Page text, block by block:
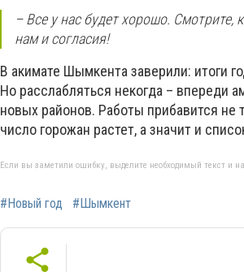
– Все у нас будет хорошо. Смотрите,
нам и согласия!
В акимате Шымкента заверили: итоги
Но расслабляться некогда – впереди
новых районов. Работы прибавится
число горожан растет, а значит и
Если вы заметили ошибку, выделите необходимый текст и
#Новый год #Шымкент